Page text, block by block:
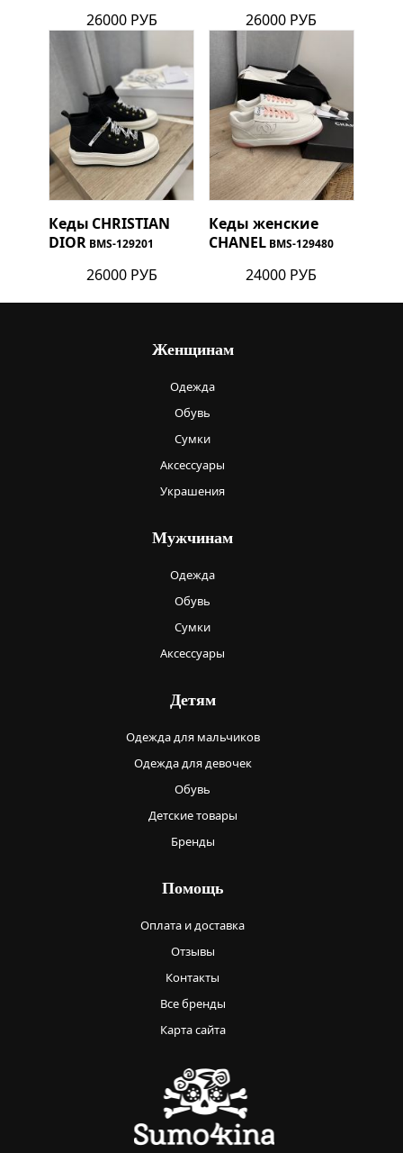
26000 РУБ 26000 РУБ
Кеды CHRISTIAN
DIOR BMS-129201
26000 РУБ
Кеды женские
CHANEL BMS-129480
24000 РУБ
Женщинам
Одежда
Обувь
Сумки
Аксессуары
Украшения
Мужчинам
Одежда
Обувь
Сумки
Аксессуары
Детям
Одежда для мальчиков
Одежда для девочек
Обувь
Детские товары
Бренды
Помощь
Оплата и доставка
Отзывы
Контакты
Все бренды
Карта сайта